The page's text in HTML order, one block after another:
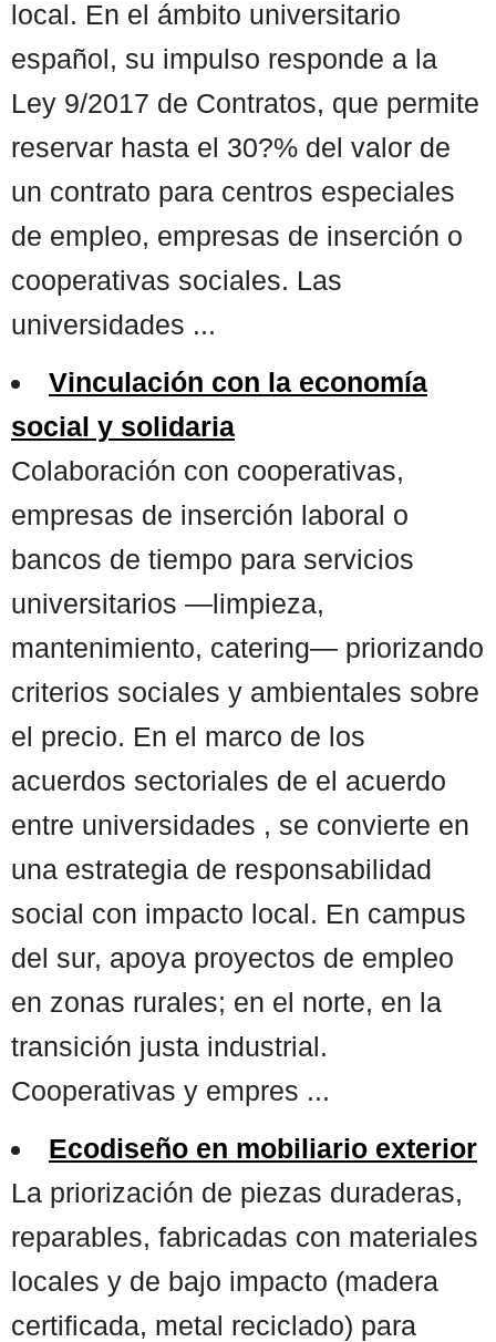
local. En el ámbito universitario
español, su impulso responde a la
Ley 9/2017 de Contratos, que permite
reservar hasta el 30?% del valor de
un contrato para centros especiales
de empleo, empresas de inserción o
cooperativas sociales. Las
universidades ...
Vinculación con la economía
social y solidaria
Colaboración con cooperativas,
empresas de inserción laboral o
bancos de tiempo para servicios
universitarios —limpieza,
mantenimiento, catering— priorizando
criterios sociales y ambientales sobre
el precio. En el marco de los
acuerdos sectoriales de el acuerdo
entre universidades , se convierte en
una estrategia de responsabilidad
social con impacto local. En campus
del sur, apoya proyectos de empleo
en zonas rurales; en el norte, en la
transición justa industrial.
Cooperativas y empres ...
Ecodiseño en mobiliario exterior
La priorización de piezas duraderas,
reparables, fabricadas con materiales
locales y de bajo impacto (madera
certificada, metal reciclado) para